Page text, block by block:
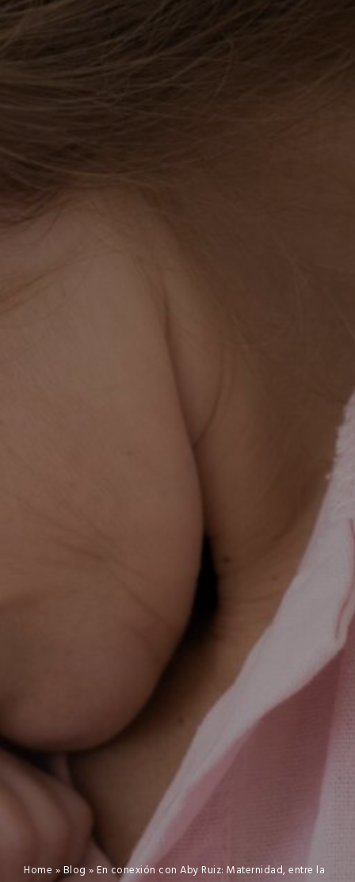
Home »Blog»En conexión con Aby Ruiz: Maternidad, entre la